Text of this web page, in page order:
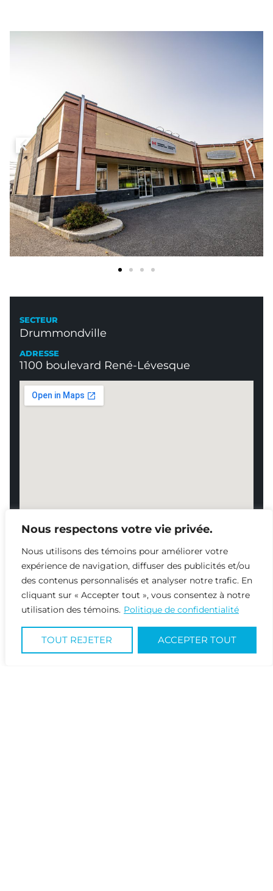
Nous respectons votre vie privée.
Nous utilisons des témoins pour améliorer votre
expérience de navigation, diffuser des publicités et/ou
des contenus personnalisés et analyser notre trafic. En
cliquant sur « Accepter tout », vous consentez à notre
utilisation des témoins. Politique de confidentialité
TOUT REJETER ACCEPTER TOUT
SECTEUR
Drummondville
ADRESSE
1100 boulevard René-Lévesque
NOUS JOINDRE
819 478-8338
CONTACTEZ-NOUS